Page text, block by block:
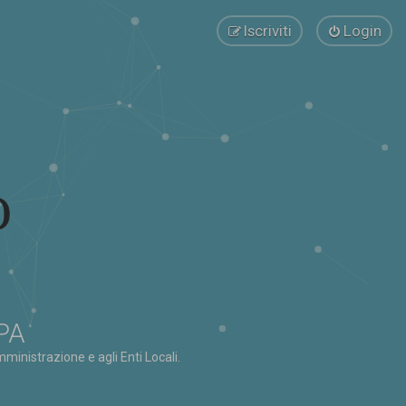
Login
Iscriviti
e agli Enti Locali.